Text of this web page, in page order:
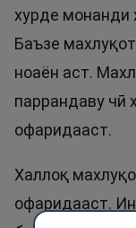
хурде монанди
Баъзе
ноаён аст.
паррандаву чӣ
офаридааст.
Халлоқ
офаридааст.